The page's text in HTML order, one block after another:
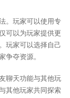
。玩家可以使用专
可以为玩家提供更
玩家可以选择自己
争夺资源。
聊天功能与其他玩
其他玩家共同探索